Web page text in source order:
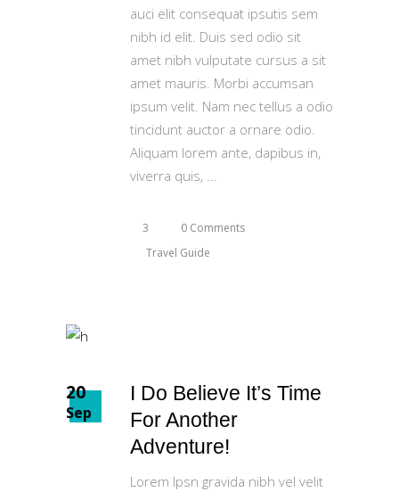
auci elit consequat ipsutis sem
nibh id elit. Duis sed odio sit
amet nibh vulputate cursus a sit
amet mauris. Morbi accumsan
ipsum velit. Nam nec tellus a odio
tincidunt auctor a ornare odio.
Aliquam lorem ante, dapibus in,
viverra quis,
3
0 Comments
Travel Guide
20
Sep
I Do Believe It’s Time
For Another
Adventure!
Lorem Ipsn gravida nibh vel velit